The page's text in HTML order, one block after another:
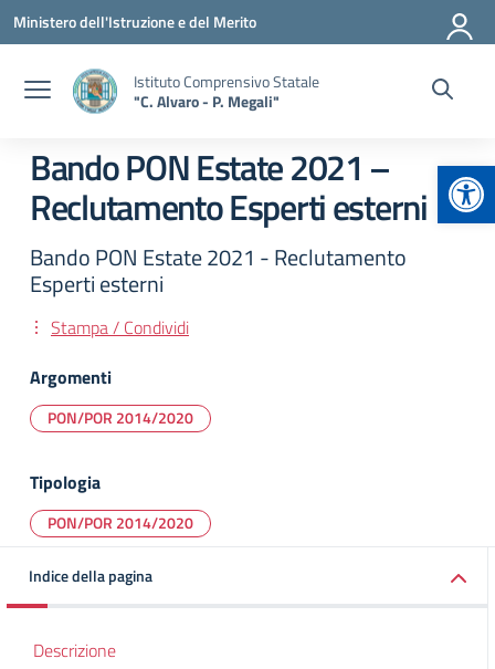
Vai ai contenuti
Vai al menu di navigazione
Vai al footer
Ministero dell'Istruzione e del Merito
Istituto Comprensivo Statale
"C. Alvaro - P. Megali"
Bando PON Estate 2021 –
Reclutamento Esperti esterni
Bando PON Estate 2021 - Reclutamento
Esperti esterni
Stampa / Condividi
Argomenti
PON/POR 2014/2020
Tipologia
PON/POR 2014/2020
Indice della pagina
Descrizione